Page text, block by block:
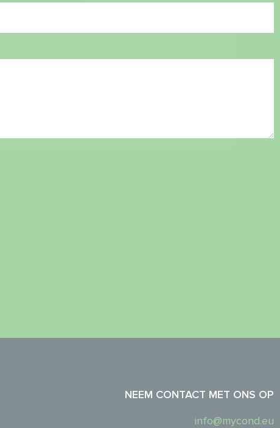
NEEM CONTACT MET ONS OP
info@mycond.eu